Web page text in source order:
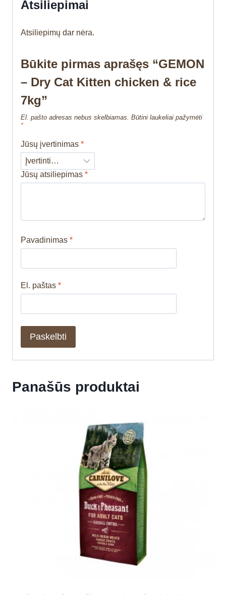
Atsiliepimai
Atsiliepimų dar nėra.
Būkite pirmas aprašęs “GEMON
– Dry Cat Kitten chicken & rice
7kg”
El. pašto adresas nebus skelbiamas. Būtini laukeliai pažymėti
*
Jūsų įvertinimas *
Jūsų atsiliepimas *
Pavadinimas *
El. paštas *
Panašūs produktai